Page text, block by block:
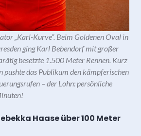
„Karl-Kurve“. Beim Goldenen Oval in
ging Karl Bebendorf mit großer
besetzte 1.500 Meter Rennen. Kurz
pushte das Publikum den kämpferischen
– der Lohn: persönliche
Haase über 100 Meter